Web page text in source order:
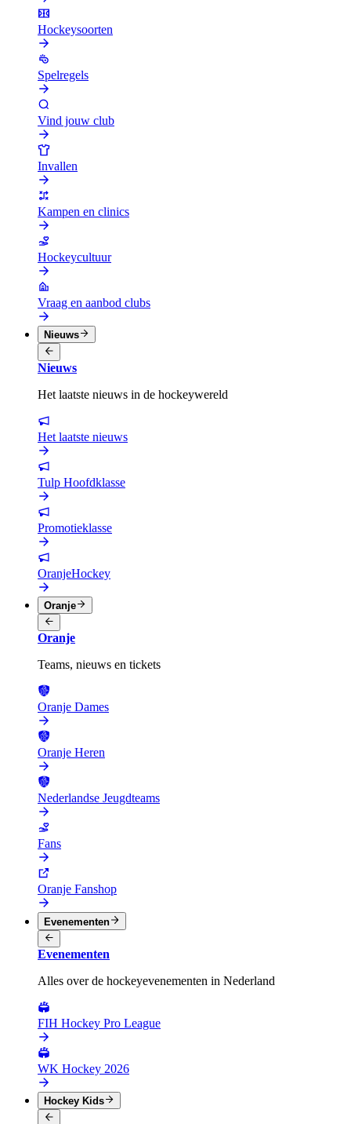
Hockeysoorten
Spelregels
Vind jouw club
Invallen
Kampen en clinics
Hockeycultuur
Vraag en aanbod clubs
Nieuws
Nieuws
Het laatste nieuws in de hockeywereld
Het laatste nieuws
Tulp Hoofdklasse
Promotieklasse
OranjeHockey
Oranje
Oranje
Teams, nieuws en tickets
Oranje Dames
Oranje Heren
Nederlandse Jeugdteams
Fans
Oranje Fanshop
Evenementen
Evenementen
Alles over de hockeyevenementen in Nederland
FIH Hockey Pro League
WK Hockey 2026
Hockey Kids